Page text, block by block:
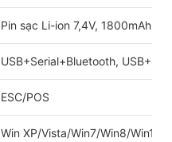
Pin sạc Li-ion 7,4V, 1800mAh
USB+Serial+Bluetooth,
ESC/POS
Win XP/Vista/Win7/Win8/Win10/